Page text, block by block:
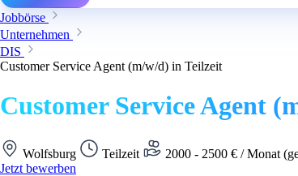
Jobbörse
Unternehmen
DIS
Customer Service Agent (m/w/d) in Teilzeit
Customer Service Agent
Wolfsburg Teilzeit 2000 - 2500 € / Monat
Jetzt bewerben